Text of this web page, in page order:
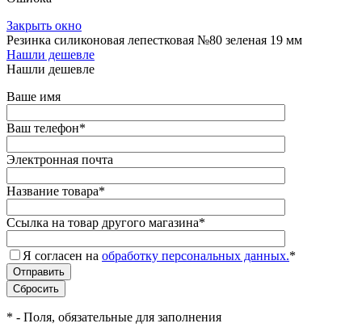
Закрыть окно
Резинка силиконовая лепестковая №80 зеленая 19 мм
Нашли дешевле
Нашли дешевле
Ваше имя
Ваш телефон*
Электронная почта
Название товара*
Ссылка на товар другого магазина*
Я согласен на обработку персональных данных.*
* - Поля, обязательные для заполнения